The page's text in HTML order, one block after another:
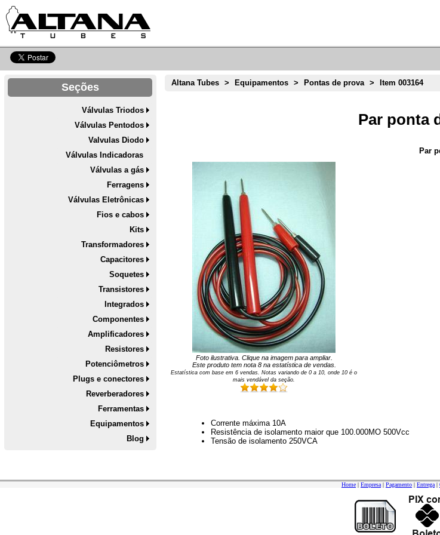
Seções
Válvulas Triodos
Válvulas Pentodos
Valvulas Diodo
Válvulas Indicadoras
Válvulas a gás
Ferragens
Válvulas Eletrônicas
Fios e cabos
Kits
Transformadores
Capacitores
Soquetes
Transistores
Integrados
Componentes
Amplificadores
Resistores
Potenciômetros
Plugs e conectores
Reverberadores
Ferramentas
Equipamentos
Blog
Altana Tubes > Equipamentos > Pontas de prova > Item 003164
Par ponta
Par
Foto ilustrativa. Clique na imagem para ampliar.
Este produto tem nota 8na estatística de vendas.
Estatística com base em6 vendas. Notas variando de0 a 10 , onde 10 é o
mais vendável da seção.
Corrente máxima 10A
Resistência de isolamento maior que 100.000MO 500Vcc
Tensão de isolamento 250VCA
Home | Empresa | Pagamento | Entrega |